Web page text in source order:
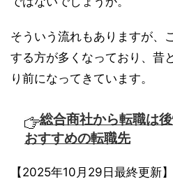
そういう流れもありますが、
する方が多くなっており、昔
り前になってきています。
総合商社から転職は
おすすめの転職先
【2025年10月29日最終更新】